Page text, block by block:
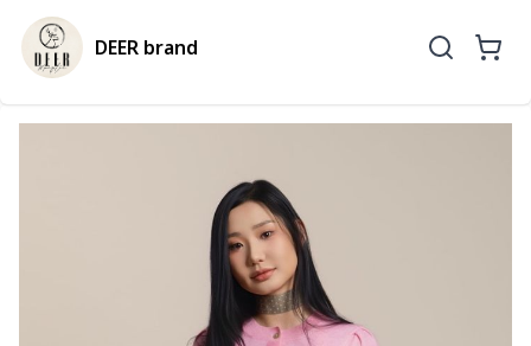
DEER brand